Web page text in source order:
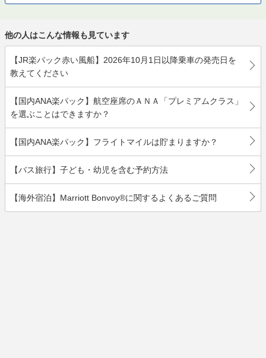
他の人はこんな情報も見ています
【JR楽パック赤い風船】2026年10月1日以降乗車の発売日を
教えてください
【国内ANA楽パック】航空座席のＡＮＡ「プレミアムクラス」
を選ぶことはできますか？
【国内ANA楽パック】フライトマイルは貯まりますか？
【バス旅行】子ども・幼児を含む予約方法
【海外宿泊】Marriott Bonvoy®に関するよくあるご質問